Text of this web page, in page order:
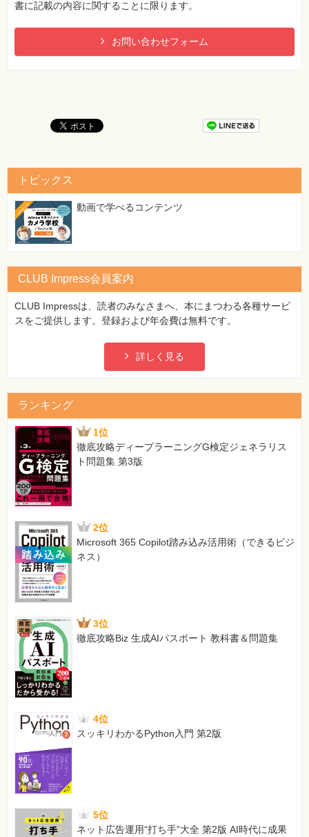
書に記載の内容に関することに限ります。
お問い合わせフォーム
トピックス
動画で学べるコンテンツ
CLUB Impress会員案内
CLUB Impressは、読者のみなさまへ、本にまつわる各種サービ
スをご提供します。登録および年会費は無料です。
詳しく見る
ランキング
1位
徹底攻略ディープラーニングG検定ジェネラリス
ト問題集 第3版
2位
Microsoft 365 Copilot踏み込み活用術（できるビジ
ネス）
3位
徹底攻略Biz 生成AIパスポート 教科書＆問題集
4位
スッキリわかるPython入門 第2版
5位
ネット広告運用“打ち手”大全 第2版 AI時代に成果